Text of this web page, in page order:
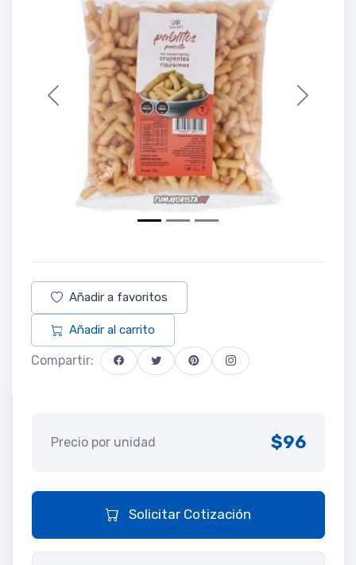
Previous Next
Añadir a favoritos
Añadir al carrito
Compartir:
Precio por unidad $96
Solicitar Cotización